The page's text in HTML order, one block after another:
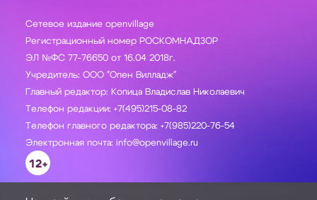
Сетевое издание openvillage
Регистрационный номер РОСКОМНАДЗОР
ЭЛ №ФС 77-76650 от 16.04 2018г.
Учредитель: ООО "Опен Вилладж"
Главный редактор: Копица Владислав Николаевич
Телефон редакции: +7(495)215-08-82
Телефон главного редактора: +7(985)220-76-54
Электронная почта: info@openvillage.ru
12+